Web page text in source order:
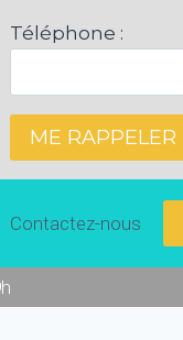
Téléphone :
Contactez-nous